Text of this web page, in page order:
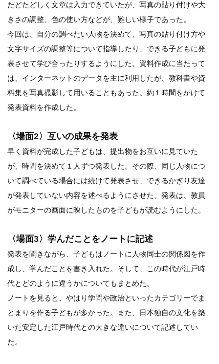
たどたどしく文章は入力できていたが、写真の貼り付けや大
きさの調整、色の使い方などが、難しい様子であった。
今回は、自分の調べたい人物を決めて、写真の貼り付け方や
文字サイズの調整等について指導したり、できる子どもに発
表させて学び合ったりするようにした。資料作成に当たって
は、インターネットのデータを主に利用したが、教科書や資
料集を写真撮影して用いることもあった。約１時間をかけて
発表資料を作成した。
〈場面2〉互いの成果を発表
早く資料が完成した子どもは、提出物をお互いに見ていた
が、時間を決めて１人ずつ発表した。その際、同じ人物につ
いて調べている場合には続けて発表させ、できるかぎり友達
が発表していない内容を述べるようにさせた。発表は、教員
がモニターの画面に映したものを子どもが読むようにした。
〈場面3〉学んだことをノートに記述
発表を聞きながら、子どもはノートに人物同士の関係図を作
成し、学んだことを書き入れた。そして、この時代が江戸時
代とどのように違うかについてもまとめた。
ノートを見ると、やはり学問や政治といったカテゴリーでま
とまりを作る子どもが多かった。また、日本独自の文化を築
いた安定した江戸時代との大きな違いについて記述してい
た。